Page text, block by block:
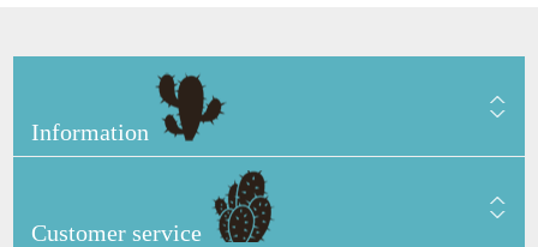
Information
Customer service